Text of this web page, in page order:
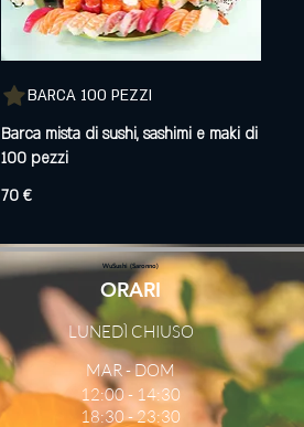
BARCA 100 PEZZI
Barca mista di sushi, sashimi e maki di
100 pezzi
70 €
WuSushi (Saronno)
ORARI
LUNEDÌ CHIUSO
MAR - DOM
12:00 - 14:30
18:30 - 23:30